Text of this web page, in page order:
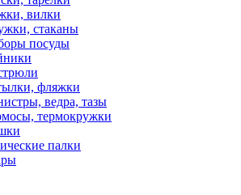
вилки
стаканы
посуды
фляжки
ведра, тазы
термокружки
палки